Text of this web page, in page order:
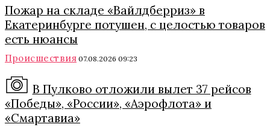
Пожар на складе «Вайлдберриз» в
Екатеринбурге потушен, с целостью товаров
есть нюансы
Происшествия 07.08.2026 09:23
В Пулково отложили вылет 37 рейсов
«Победы», «России», «Аэрофлота» и
«Смартавиа»